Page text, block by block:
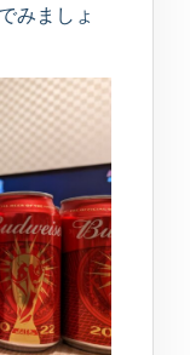
みましょ